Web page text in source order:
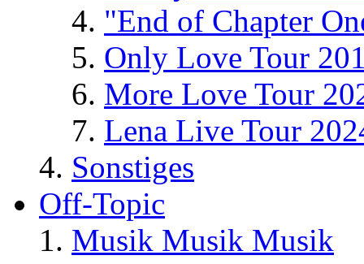
"End of Chapter
Only Love Tour
More Love Tour
Lena Live Tour
Sonstiges
Off-Topic
Musik Musik Musik